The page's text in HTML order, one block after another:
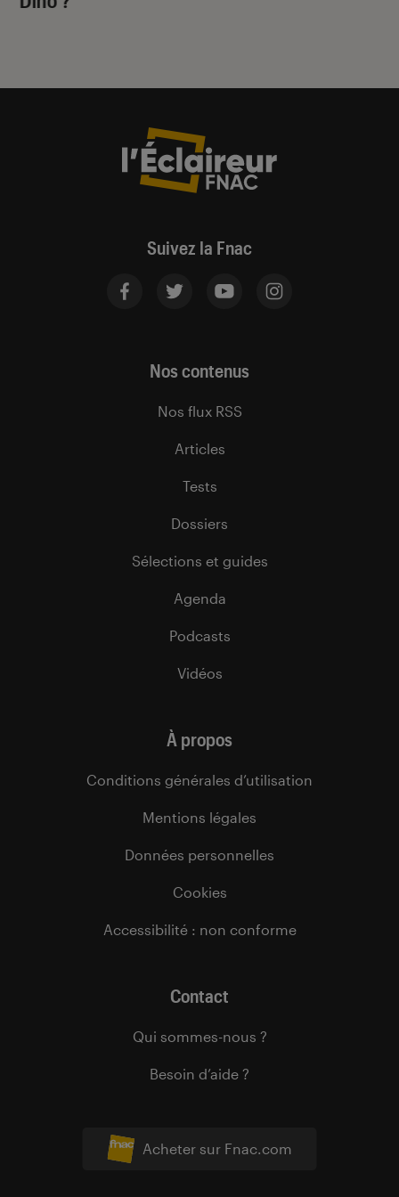
Suivez la Fnac
Acheter sur Fnac.com
Nos contenus
Nos flux RSS
Articles
Tests
Dossiers
Sélections et guides
Agenda
Podcasts
Vidéos
À propos
Conditions générales d’utilisation
Mentions légales
Données personnelles
Cookies
Accessibilité : non conforme
Contact
Qui sommes-nous ?
Besoin d’aide ?